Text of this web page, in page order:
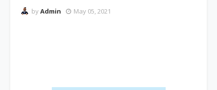
byAdmin May 05, 2021